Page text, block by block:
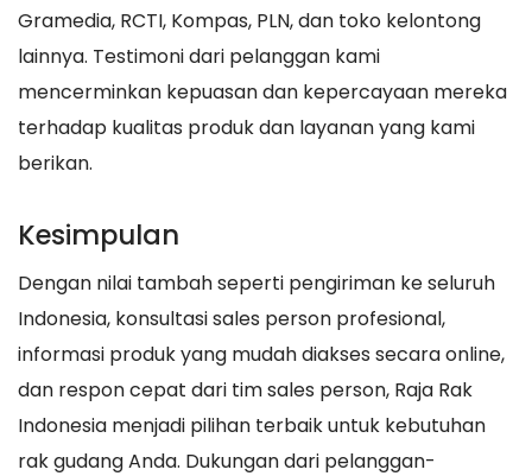
Gramedia, RCTI, Kompas, PLN, dan toko kelontong
lainnya. Testimoni dari pelanggan kami
mencerminkan kepuasan dan kepercayaan mereka
terhadap kualitas produk dan layanan yang kami
berikan.
Kesimpulan
Dengan nilai tambah seperti pengiriman ke seluruh
Indonesia, konsultasi sales person profesional,
informasi produk yang mudah diakses secara online,
dan respon cepat dari tim sales person, Raja Rak
Indonesia menjadi pilihan terbaik untuk kebutuhan
rak gudang Anda. Dukungan dari pelanggan-